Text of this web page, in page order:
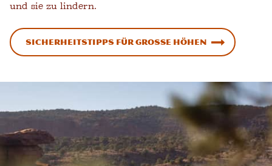
und sie zu lindern.
Sicherheitstipps für große Höhen